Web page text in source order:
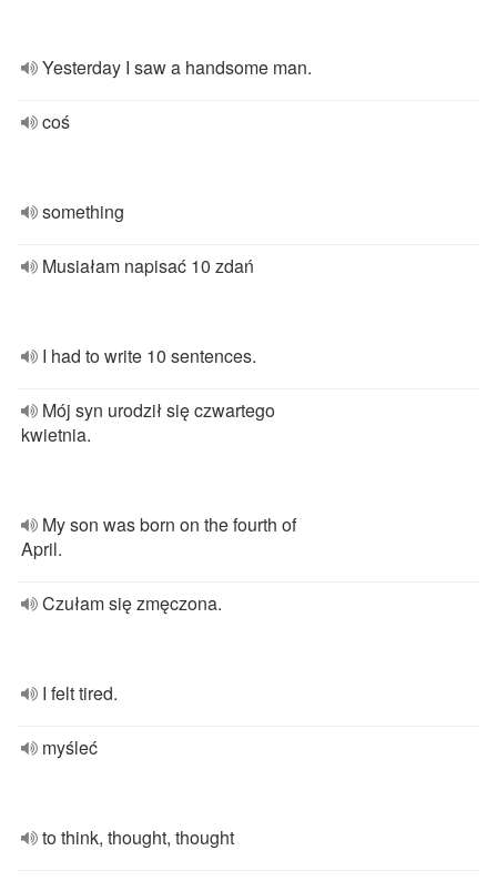
Yesterday I saw a handsome man.
coś
something
Musiałam napisać 10 zdań
I had to write 10 sentences.
Mój syn urodził się czwartego
kwietnia.
My son was born on the fourth of
April.
Czułam się zmęczona.
I felt tired.
myśleć
to think, thought, thought